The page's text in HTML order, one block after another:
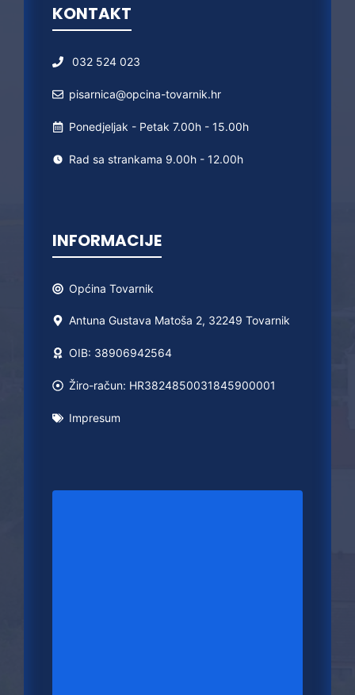
KONTAKT
032 524 023
pisarnica@opcina-tovarnik.hr
Ponedjeljak - Petak 7.00h - 15.00h
Rad sa strankama 9.00h - 12.00h
INFORMACIJE
Općina Tovarnik
Antuna Gustava Matoša 2, 32249 Tovarnik
OIB: 38906942564
Žiro-račun: HR3824850031845900001
Impresum